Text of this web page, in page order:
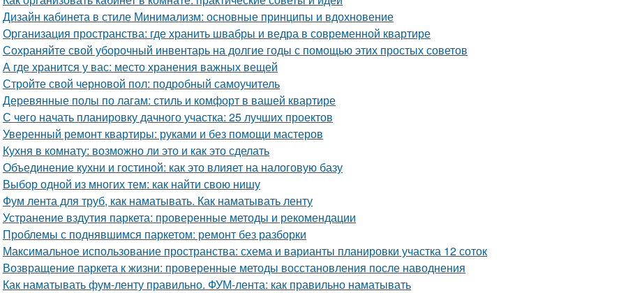
Дизайн кабинета в стиле Минимализм: основные принципы и вдохновение
Организация пространства: где хранить швабры и ведра в современной квартире
Сохраняйте свой уборочный инвентарь на долгие годы с помощью этих простых советов
А где хранится у вас: место хранения важных вещей
Стройте свой черновой пол: подробный самоучитель
Деревянные полы по лагам: стиль и комфорт в вашей квартире
С чего начать планировку дачного участка: 25 лучших проектов
Уверенный ремонт квартиры: руками и без помощи мастеров
Кухня в комнату: возможно ли это и как это сделать
Объединение кухни и гостиной: как это влияет на налоговую базу
Выбор одной из многих тем: как найти свою нишу
Фум лента для труб, как наматывать. Как наматывать ленту
Устранение вздутия паркета: проверенные методы и рекомендации
Проблемы с поднявшимся паркетом: ремонт без разборки
Максимальное использование пространства: схема и варианты планировки участка 12 соток
Возвращение паркета к жизни: проверенные методы восстановления после наводнения
Как наматывать фум-ленту правильно. ФУМ-лента: как правильно наматывать